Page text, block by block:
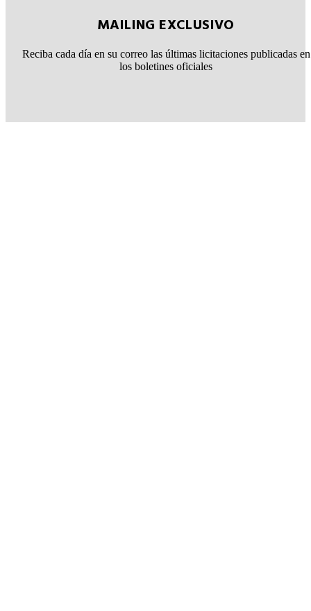
MAILING EXCLUSIVO
Reciba cada día en su correo las últimas licitaciones publicadas en
los boletines oficiales